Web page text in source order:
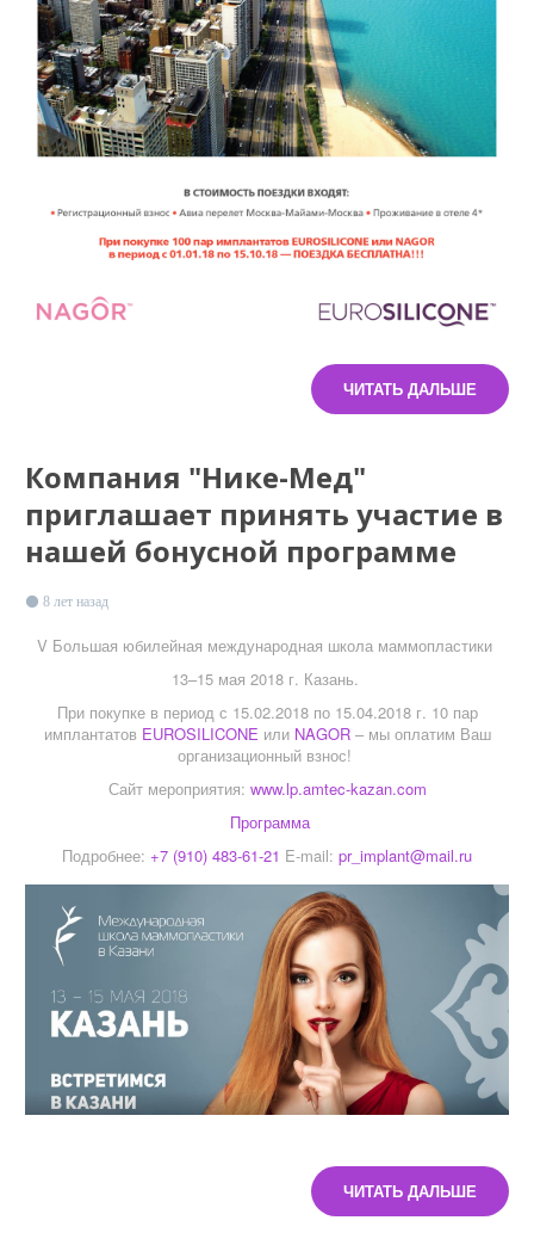
ЧИТАТЬ ДАЛЬШЕ
Компания "Нике-Мед"
приглашает принять участие в
нашей бонусной программе
8 лет назад
V Большая юбилейная международная школа маммопластики
13–15 мая 2018 г. Казань.
При покупке в период с 15.02.2018 по 15.04.2018 г. 10 пар
имплантатов EUROSILICONE или NAGOR– мы оплатим Ваш
организационный взнос!
Сайт мероприятия: www.lp.amtec-kazan.com
Программа
Подробнее: +7 (910) 483-61-21 E-mail: pr_implant@mail.ru
ЧИТАТЬ ДАЛЬШЕ